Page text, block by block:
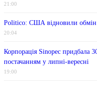
21:00
Politico: США відновили обмін
20:04
Корпорація Sinopec придбала
постачанням у липні-вересні
19:00